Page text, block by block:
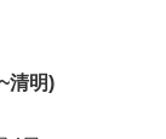
清明)